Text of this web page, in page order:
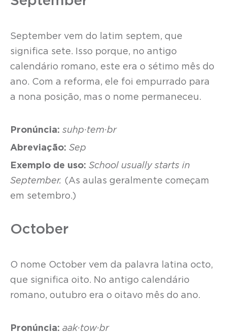
September vem do latim septem, que
significa sete. Isso porque, no antigo
calendário romano, este era o sétimo mês do
ano. Com a reforma, ele foi empurrado para
a nona posição, mas o nome permaneceu.
Pronúncia: suhp·tem·br
Abreviação: Sep
Exemplo de uso: School usually starts in
September. (As aulas geralmente começam
em setembro.)
October
O nome October vem da palavra latina octo,
que significa oito. No antigo calendário
romano, outubro era o oitavo mês do ano.
Pronúncia: aak·tow·br